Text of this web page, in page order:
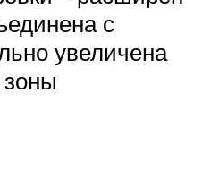
с
увеличена